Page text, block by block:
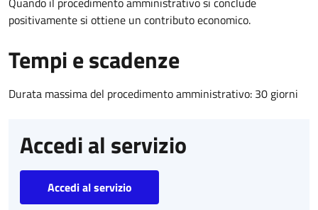
positivamente si ottiene un contributo economico.
Tempi e scadenze
Durata massima del procedimento amministrativo: 30 giorni
Accedi al servizio
Accedi al servizio